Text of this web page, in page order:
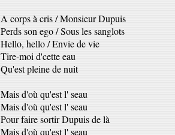
A corps à cris / Monsieur Dupuis
Perds son ego / Sous les sanglots
Hello, hello / Envie de vie
Tire-moi d'cette eau
Qu'est pleine de nuit
Mais d'où qu'est l' seau
Mais d'où qu'est l' seau
Pour faire sortir Dupuis de là
Mais d'où qu'est l' seau